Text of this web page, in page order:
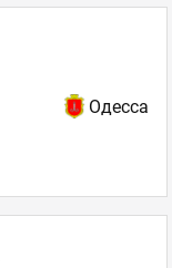
Одесса